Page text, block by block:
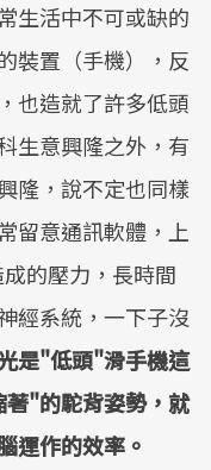
生活中不可或缺的
裝置（手機），反
也造就了許多低頭
生意興隆之外，有
隆，說不定也同樣
留意通訊軟體，上
的壓力，長時間
經系統，一下子沒
是"低頭"滑手機這
"的駝背姿勢，就
運作的效率。